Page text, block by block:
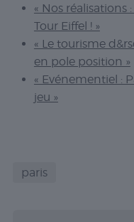
« Nos
Tour Eiffel ! »
« Le tourisme
en pole position »
« Evénementiel :
jeu »
paris